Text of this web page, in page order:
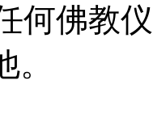
何佛教